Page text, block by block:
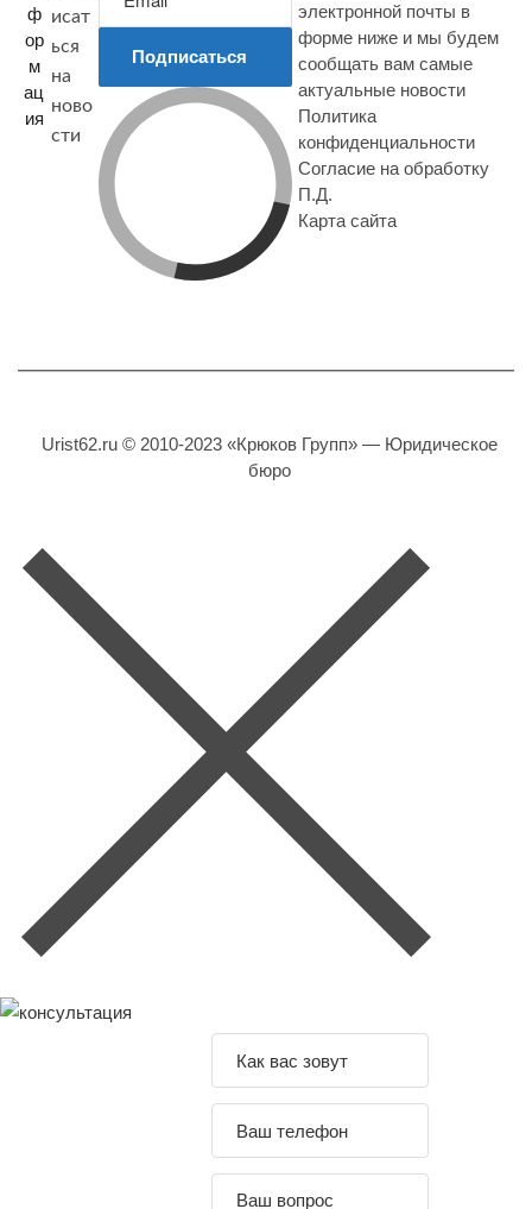
ф
ор
м
ац
ия
исат
ься
на
ново
сти
Подписаться
электронной почты в
форме ниже и мы будем
сообщать вам самые
актуальные новости
Политика
конфиденциальности
Согласие на обработку
П.Д.
Карта сайта
Urist62.ru © 2010-2023 «Крюков Групп» — Юридическое
бюро